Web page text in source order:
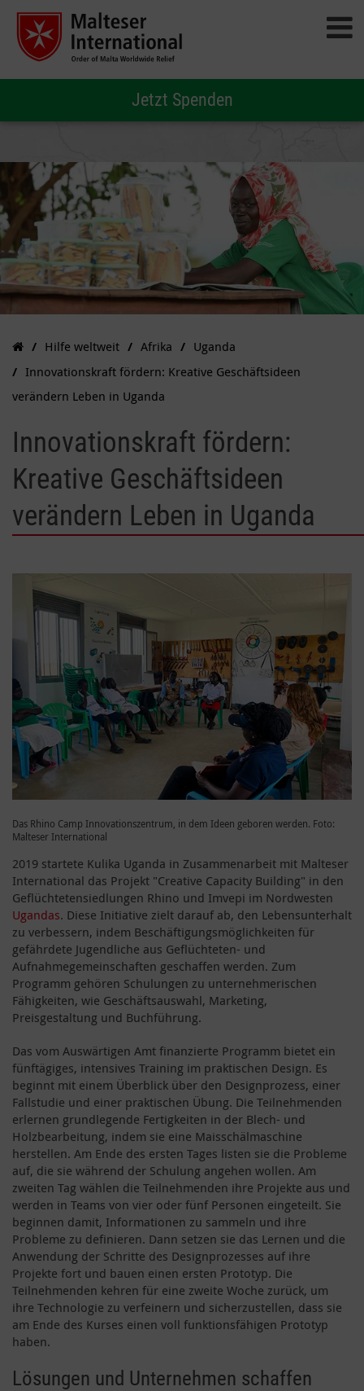
Jetzt Spenden
Hilfe weltweit Afrika
Uganda
Innovationskraft fördern: Kreative Geschäftsideen
verändern Leben in Uganda
Innovationskraft fördern:
Kreative Geschäftsideen
verändern Leben in Uganda
Das Rhino Camp Innovationszentrum, in dem Ideen geboren werden. Foto:
Malteser International
2019 startete Kulika Uganda in Zusammenarbeit mit Malteser
International das Projekt "Creative Capacity Building" in den
Geflüchtetensiedlungen Rhino und Imvepi im Nordwesten
Ugandas. Diese Initiative zielt darauf ab, den Lebensunterhalt
zu verbessern, indem Beschäftigungsmöglichkeiten für
gefährdete Jugendliche aus Geflüchteten- und
Aufnahmegemeinschaften geschaffen werden. Zum
Programm gehören Schulungen zu unternehmerischen
Fähigkeiten, wie Geschäftsauswahl, Marketing,
Preisgestaltung und Buchführung.
Das vom Auswärtigen Amt finanzierte Programm bietet ein
fünftägiges, intensives Training im praktischen Design. Es
beginnt mit einem Überblick über den Designprozess, einer
Fallstudie und einer praktischen Übung. Die Teilnehmenden
erlernen grundlegende Fertigkeiten in der Blech- und
Holzbearbeitung, indem sie eine Maisschälmaschine
herstellen. Am Ende des ersten Tages listen sie die Probleme
auf, die sie während der Schulung angehen wollen. Am
zweiten Tag wählen die Teilnehmenden ihre Projekte aus und
werden in Teams von vier oder fünf Personen eingeteilt. Sie
beginnen damit, Informationen zu sammeln und ihre
Probleme zu definieren. Dann setzen sie das Lernen und die
Anwendung der Schritte des Designprozesses auf ihre
Projekte fort und bauen einen ersten Prototyp. Die
Teilnehmenden kehren für eine zweite Woche zurück, um
ihre Technologie zu verfeinern und sicherzustellen, dass sie
am Ende des Kurses einen voll funktionsfähigen Prototyp
haben.
Lösungen und Unternehmen schaffen